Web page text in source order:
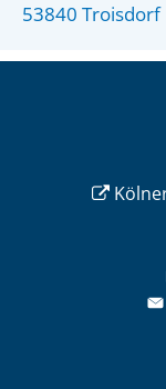
53840 Troisdorf